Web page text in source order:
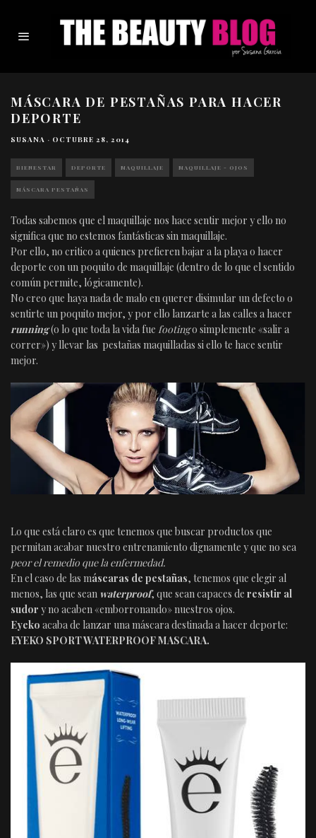
MÁSCARA DE PESTAÑAS PARA HACER
DEPORTE
SUSANA · OCTUBRE 28, 2014
BIENESTAR DEPORTE MAQUILLAJE MAQUILLAJE - OJOS
MÁSCARA PESTAÑAS
Todas sabemos que el maquillaje nos hace sentir mejor y ello no
significa que no estemos fantásticas sin maquillaje.
Por ello, no critico a quienes prefieren bajar a la playa o hacer
deporte con un poquito de maquillaje (dentro de lo que el sentido
común permite, lógicamente).
No creo que haya nada de malo en querer disimular un defecto o
sentirte un poquito mejor, y por ello lanzarte a las calles a hacer
running(o lo que toda la vida fue footingo simplemente «salir a
correr») y llevar las pestañas maquilladas si ello te hace sentir
mejor.
Lo que está claro es que tenemos que buscar productos que
permitan acabar nuestro entrenamiento dignamente y que no sea
peor el remedio que la enfermedad.
En el caso de las máscaras de pestañas, tenemos que elegir al
menos, las que sean waterproof, que sean capaces de resistir al
sudor y no acaben «emborronando» nuestros ojos.
Eyeko acaba de lanzar una máscara destinada a hacer deporte:
EYEKO SPORT WATERPROOF MASCARA.